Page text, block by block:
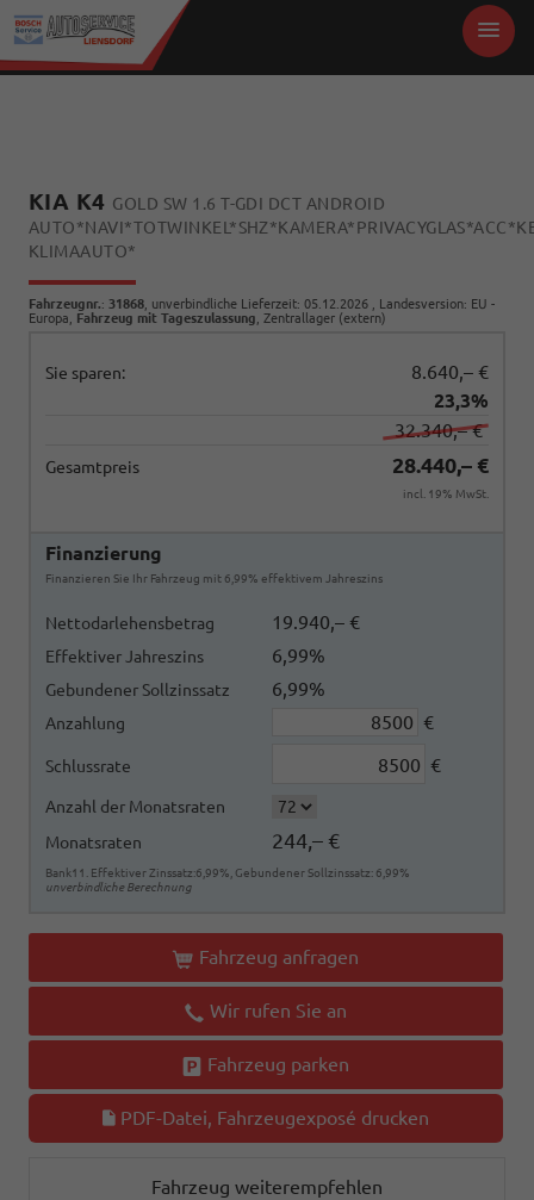
KIA K4 GOLD SW 1.6 T-GDI DCT ANDROID
KLIMAAUTO*
Fahrzeugnr.: 31868 , unverbindliche Lieferzeit: 05.12.2026 , Landesversion: EU -
Europa, Fahrzeug mit Tageszulassung , Zentrallager (extern)
Sie sparen:
8.640,– €
23,3%
32.340,– €
Gesamtpreis 28.440,– €
incl. 19% MwSt.
Finanzierung
Finanzieren Sie Ihr Fahrzeug mit 6,99% effektivem Jahreszins
Nettodarlehensbetrag 19.940,– €
Effektiver Jahreszins 6,99%
Gebundener Sollzinssatz 6,99%
Anzahlung €
Schlussrate €
Anzahl der Monatsraten
Monatsraten
244,– €
Bank11. Effektiver Zinssatz:6,99%, Gebundener Sollzinssatz: 6,99%
unverbindliche Berechnung
Fahrzeug anfragen
Wir rufen Sie an
Fahrzeug parken
PDF-Datei, Fahrzeugexposé drucken
Fahrzeug weiterempfehlen